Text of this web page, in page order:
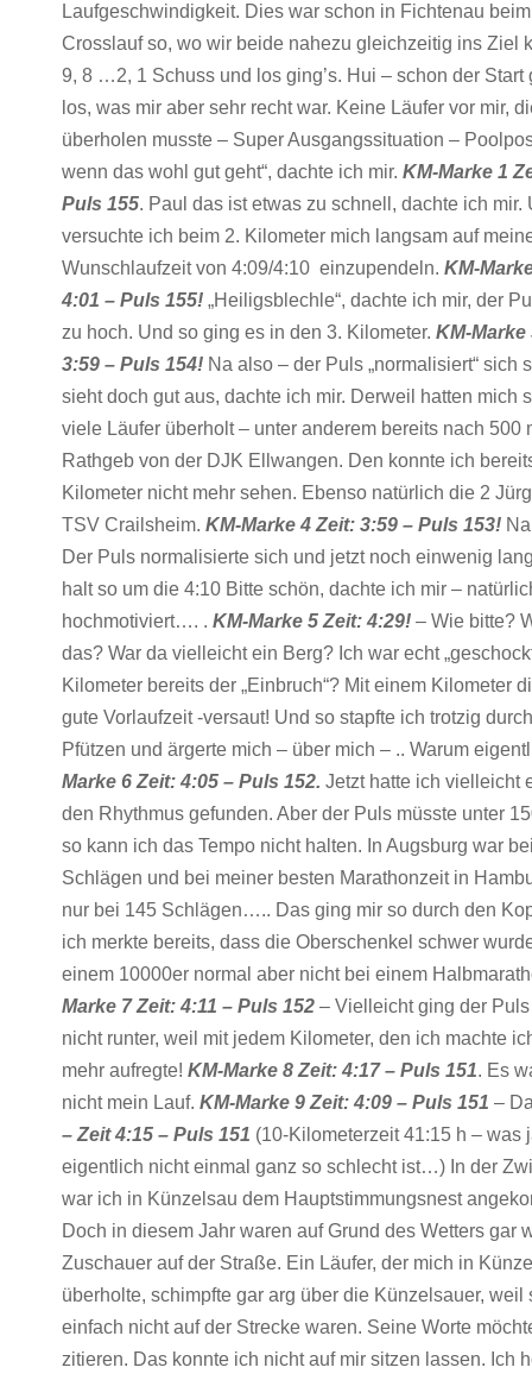
Laufgeschwindigkeit. Dies war schon in Fichtenau beim
Crosslauf so, wo wir beide nahezu gleichzeitig ins Ziel
9, 8 …2, 1 Schuss und los ging’s. Hui – schon der Start
los, was mir aber sehr recht war. Keine Läufer vor mir,
überholen musste – Super Ausgangssituation –
wenn das wohl gut geht“, dachte ich mir. KM-Marke 1
Puls 155. Paul das ist etwas zu schnell, dachte ich mir.
versuchte ich beim 2. Kilometer mich langsam auf
Wunschlaufzeit von 4:09/4:10 einzupendeln. KM-
4:01 – Puls 155! „Heiligsblechle“, dachte ich mir, der
zu hoch. Und so ging es in den 3. Kilometer. KM-Marke
3:59 – Puls 154! Na also – der Puls „normalisiert“ sich
sieht doch gut aus, dachte ich mir. Derweil hatten mich
viele Läufer überholt – unter anderem bereits nach 500
Rathgeb von der DJK Ellwangen. Den konnte ich
Kilometer nicht mehr sehen. Ebenso natürlich die 2
TSV Crailsheim. KM-Marke 4 Zeit: 3:59 – Puls 153!
Der Puls normalisierte sich und jetzt noch einwenig
halt so um die 4:10 Bitte schön, dachte ich mir –
hochmotiviert…. . KM-Marke 5 Zeit: 4:29! – Wie bitte?
das? War da vielleicht ein Berg? Ich war echt
Kilometer bereits der „Einbruch“? Mit einem Kilometer
gute Vorlaufzeit -versaut! Und so stapfte ich trotzig
Pfützen und ärgerte mich – über mich – .. Warum
Marke 6 Zeit: 4:05 – Puls 152. Jetzt hatte ich vielleicht
den Rhythmus gefunden. Aber der Puls müsste unter
so kann ich das Tempo nicht halten. In Augsburg war
Schlägen und bei meiner besten Marathonzeit in
nur bei 145 Schlägen….. Das ging mir so durch den
ich merkte bereits, dass die Oberschenkel schwer
einem 10000er normal aber nicht bei einem
Marke 7 Zeit: 4:11 – Puls 152 – Vielleicht ging der
nicht runter, weil mit jedem Kilometer, den ich machte
mehr aufregte! KM-Marke 8 Zeit: 4:17 – Puls 151. Es
nicht mein Lauf. KM-Marke 9 Zeit: 4:09 – Puls 151 –
– Zeit 4:15 – Puls 151 (10-Kilometerzeit 41:15 h – was
eigentlich nicht einmal ganz so schlecht ist…) In der
war ich in Künzelsau dem Hauptstimmungsnest
Doch in diesem Jahr waren auf Grund des Wetters gar
Zuschauer auf der Straße. Ein Läufer, der mich in
überholte, schimpfte gar arg über die Künzelsauer, weil
einfach nicht auf der Strecke waren. Seine Worte
zitieren. Das konnte ich nicht auf mir sitzen lassen. Ich